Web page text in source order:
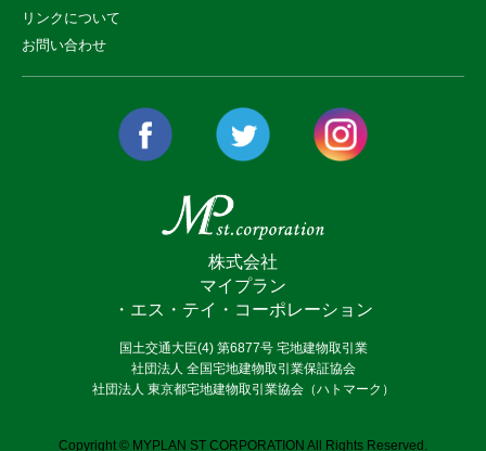
リンクについて
お問い合わせ
株式会社
マイプラン
・エス・テイ・コーポレーション
国土交通大臣(4) 第6877号 宅地建物取引業
社団法人 全国宅地建物取引業保証協会
社団法人 東京都宅地建物取引業協会（ハトマーク）
Copyright © MYPLAN ST CORPORATION All Rights Reserved.